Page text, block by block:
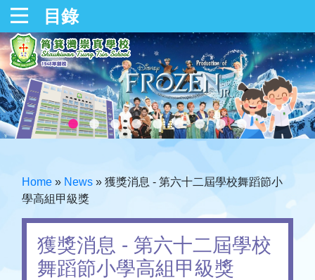
目錄
Home » News » 獲獎消息 - 第六十二屆學校舞蹈節小
學高組甲級獎
獲獎消息 - 第六十二屆學校
舞蹈節小學高組甲級獎